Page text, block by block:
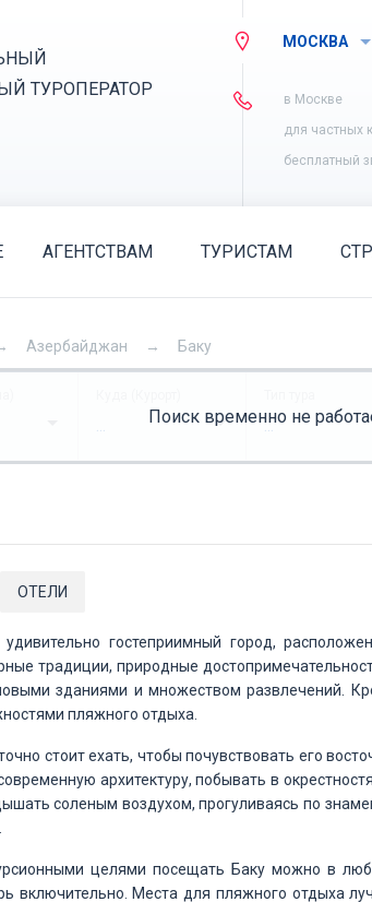
ТУРОПЕРАТОР
МОСКВА
в Москве
для частных
бесплатный
АГЕНТСТВАМ ТУРИСТАМ
Азербайджан Баку
Поиск временно не
... ...
ОТЕЛИ
гостеприимный город,
традиции, природные
зданиями и множеством развлечений.
пляжного отдыха.
стоит ехать, чтобы почувствовать его
архитектуру, побывать в
соленым воздухом, прогуливаясь по
целями посещать Баку можно в
включительно. Места для пляжного отдыха